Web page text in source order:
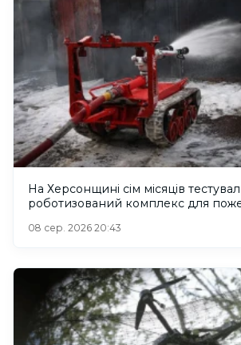
На Херсонщині сім місяців
роботизований комплекс для
08 сер. 2026 20:43